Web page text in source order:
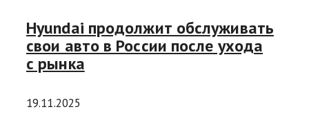
Hyundai продолжит обслуживать
свои авто в России после ухода
с рынка
19.11.2025